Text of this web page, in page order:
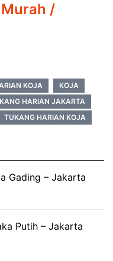
/
KOJA
KOJA
HARIAN JAKARTA
TUKANG HARIAN KOJA
Gading – Jakarta
Putih – Jakarta